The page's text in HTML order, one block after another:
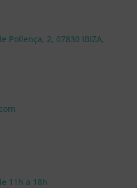
Pollença, 2, 07830 IBIZA,
11h a 18h